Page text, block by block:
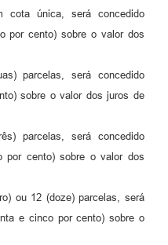
única, será concedido
por cento) sobre o valor dos
parcelas, será concedido
sobre o valor dos juros de
parcelas, será concedido
por cento) sobre o valor dos
ou 12 (doze) parcelas, será
e cinco por cento) sobre o